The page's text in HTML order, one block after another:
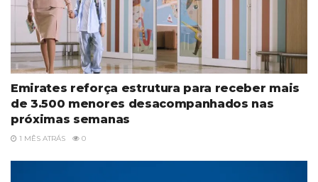
Emirates reforça estrutura para receber mais
de 3.500 menores desacompanhados nas
próximas semanas
1 MÊS ATRÁS 0